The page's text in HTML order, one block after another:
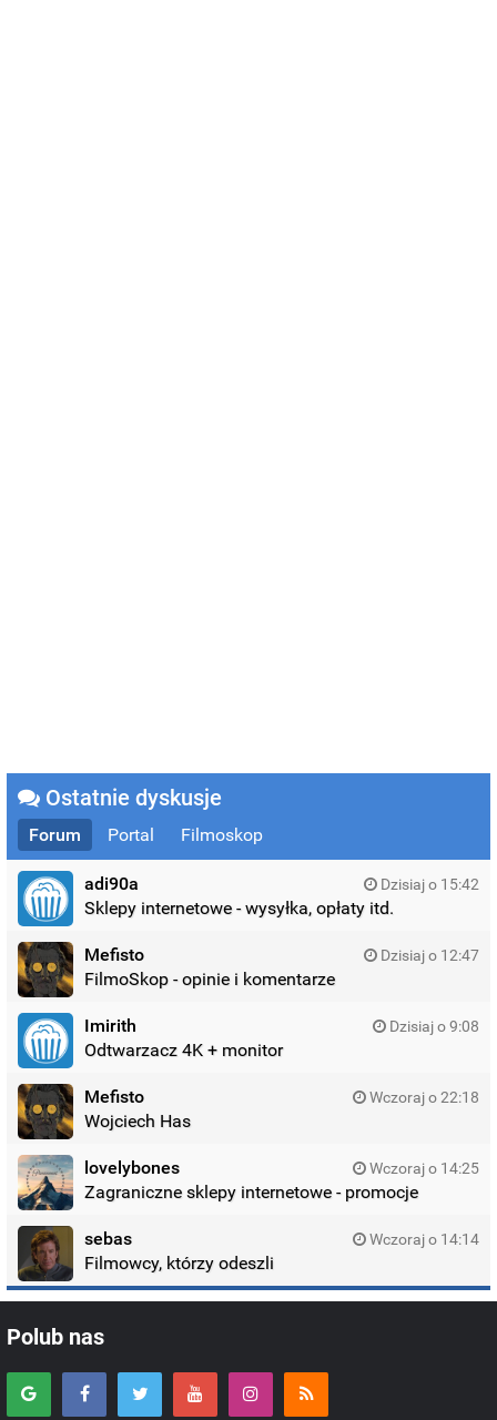
Ostatnie dyskusje
Forum Portal Filmoskop
adi90a Dzisiaj o 15:42
Sklepy internetowe - wysyłka, opłaty itd.
Mefisto Dzisiaj o 12:47
FilmoSkop - opinie i komentarze
Imirith Dzisiaj o 9:08
Odtwarzacz 4K + monitor
Mefisto Wczoraj o 22:18
Wojciech Has
lovelybones Wczoraj o 14:25
Zagraniczne sklepy internetowe - promocje
sebas Wczoraj o 14:14
Filmowcy, którzy odeszli
Polub nas